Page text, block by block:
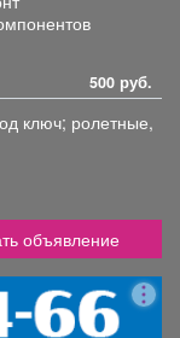
500 руб.
ключ; ролетные,
объявление